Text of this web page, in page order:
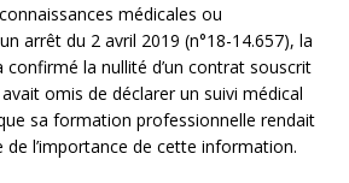
médicales ou
arrêt du 2 avril 2019 (n°18-14.657), la
confirmé la nullité d’un contrat souscrit
omis de déclarer un suivi médical
sa formation professionnelle rendait
de l’importance de cette information.